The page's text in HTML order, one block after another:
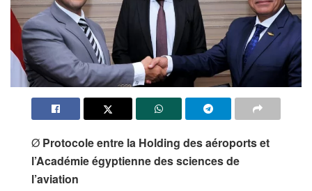
Ø Protocole entre la Holding des aéroports et
l’Académie égyptienne des sciences de
l’aviation